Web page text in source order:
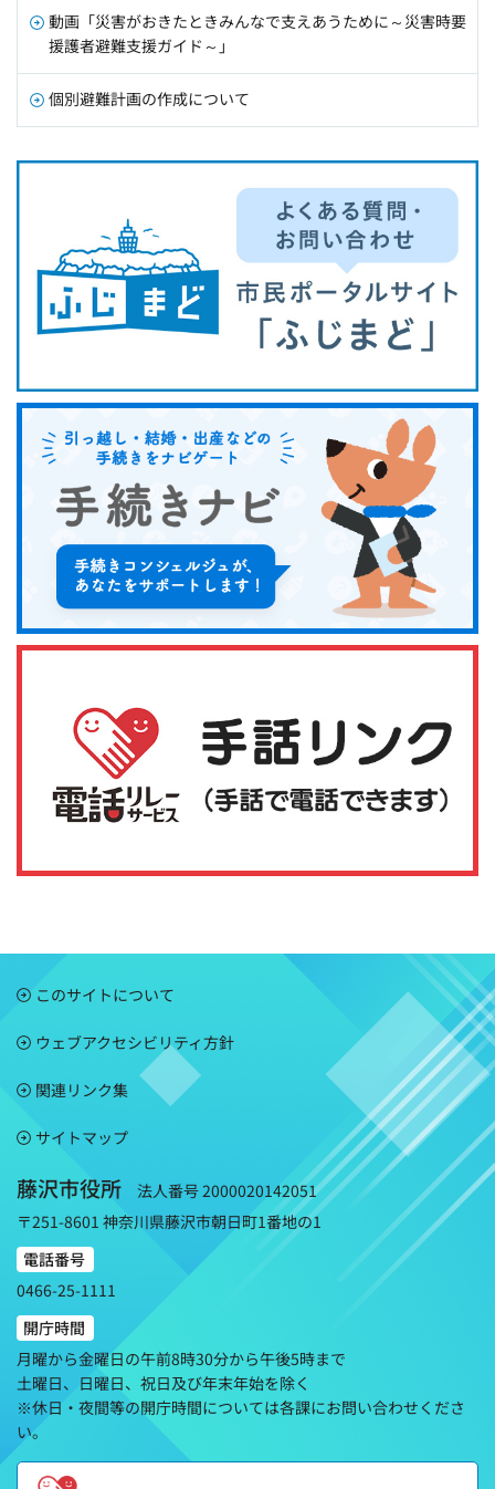
動画「災害がおきたときみんなで支えあうために～災害時要
援護者避難支援ガイド～」
個別避難計画の作成について
このサイトについて
ウェブアクセシビリティ方針
関連リンク集
サイトマップ
藤沢市役所
法人番号 2000020142051
〒251-8601 神奈川県藤沢市朝日町1番地の1
電話番号
0466-25-1111
開庁時間
月曜から金曜日の午前8時30分から午後5時まで
土曜日、日曜日、祝日及び年末年始を除く
※休日・夜間等の開庁時間については各課にお問い合わせくださ
い。